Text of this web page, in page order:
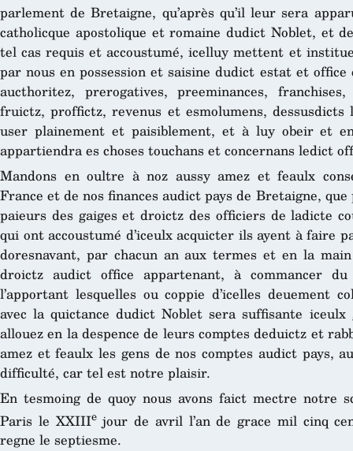
parlement de Bretaigne, qu’après qu’il leur sera
catholicque apostolique et romaine dudict Noblet, et
tel cas requis et accoustumé, icelluy mettent et
par nous en possession et saisine dudict estat et office
aucthoritez, prerogatives, preeminances,
fruictz, proffictz, revenus et esmolumens,
user plainement et paisiblement, et à luy obeir et
appartiendra es choses touchans et concernans ledict
Mandons en oultre à noz aussy amez et feaulx
France et de nos finances audict pays de Bretaigne,
paieurs des gaiges et droictz des officiers de ladicte
qui ont accoustumé d’iceulx acquicter ils ayent à faire
doresnavant, par chacun an aux termes et en la
droictz audict office appartenant, à commancer
l’apportant lesquelles ou coppie d’icelles deuement
avec la quictance dudict Noblet sera suffisante
allouez en la despence de leurs comptes deduictz et
amez et feaulx les gens de nos comptes audict pays,
difficulté, car tel est notre plaisir.
En tesmoing de quoy nous avons faict mectre notre
Paris le XXIIIejour de avril l’an de grace mil cinq
regne le septiesme.